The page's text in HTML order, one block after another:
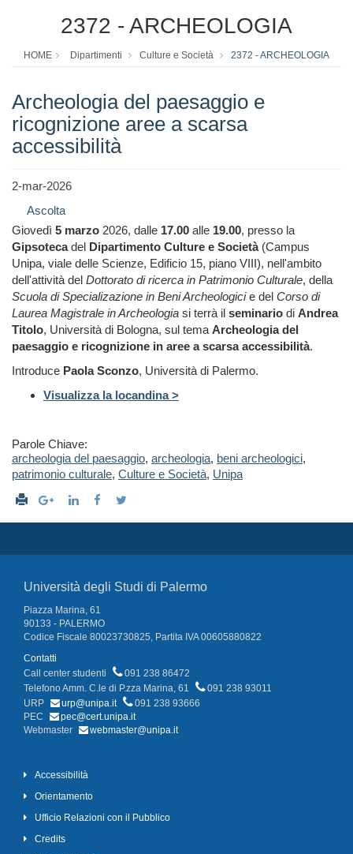
2372 - ARCHEOLOGIA
HOME Dipartimenti Culture e Società 2372 - ARCHEOLOGIA
Archeologia del paesaggio e
ricognizione aree a scarsa
accessibilità
2-mar-2026
Ascolta
Giovedì 5 marzo 2026, dalle 17.00 alle 19.00, presso la
Gipsotecadel Dipartimento Culture e Società (Campus
Unipa, viale delle Scienze, Edificio 15, piano VIII), nell'ambito
dell'attività del Dottorato di ricerca in Patrimonio Culturale, della
Scuola di Specializazione in Beni Archeologicie del Corso di
Laurea Magistrale in Archeologia si terrà il seminario di Andrea
Titolo, Università di Bologna, sul temaArcheologia del
paesaggio e ricognizione in aree a scarsa accessibilità.
Introduce Paola Sconzo, Università di Palermo.
Visualizza la locandina >
Parole Chiave:
archeologia del paesaggio, archeologia, beni archeologici,
patrimonio culturale, Culture e Società, Unipa
Università degli Studi di Palermo
Piazza Marina, 61
90133 - PALERMO
Codice Fiscale 80023730825, Partita IVA 00605880822
Contatti
Call center studenti
091 238 86472
Telefono Amm. C.le di P.zza Marina, 61
091 238 93011
URP
urp@unipa.it
091 238 93666
PEC
pec@cert.unipa.it
Webmaster
webmaster@unipa.it
Accessibilità
Orientamento
Ufficio Relazioni con il Pubblico
Credits